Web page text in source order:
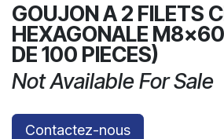
GOUJON A 2 FILETS
HEXAGONALE
DE 100 PIECES)
Not Available For Sale
Contactez-nous